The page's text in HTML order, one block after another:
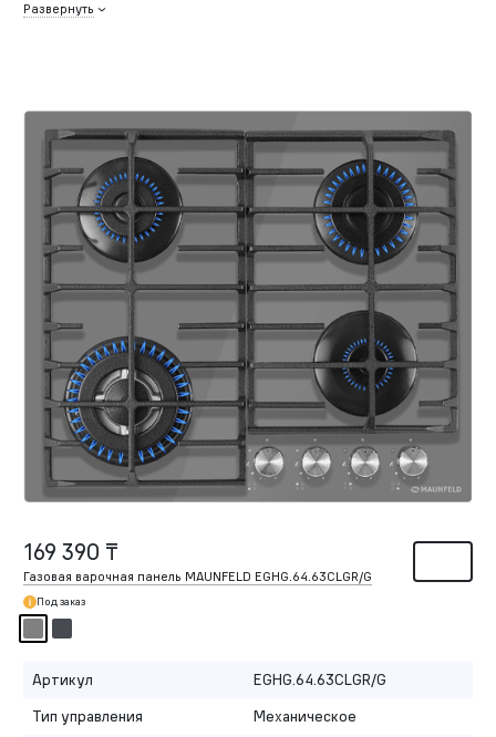
Развернуть
169 390 ₸
Газовая варочная панель MAUNFELD EGHG.64.63CLGR/G
Под заказ
Артикул
EGHG.64.63CLGR/G
Тип управления
Механическое